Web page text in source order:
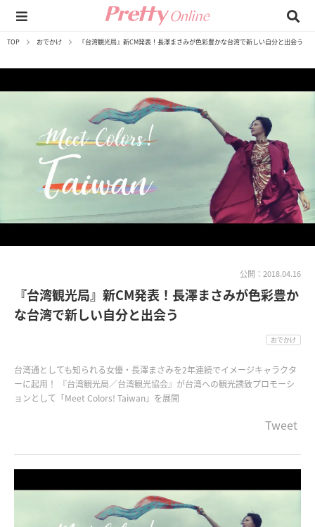
TOP おでかけ 『台湾観光局』新CM発表！長澤まさみが色彩豊かな台湾で新しい自分と出会う
公開：2018.04.16
『台湾観光局』新CM発表！長澤まさみが色彩豊か
な台湾で新しい自分と出会う
おでかけ
台湾通としても知られる女優・長澤まさみを2年連続でイメージキャラクタ
ーに起用！ 『台湾観光局／台湾観光協会』が台湾への観光誘致プロモーシ
ョンとして「Meet Colors! Taiwan」を展開
Tweet